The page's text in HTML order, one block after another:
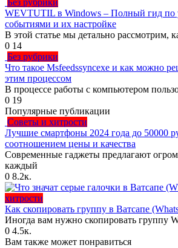
Без рубрики
WEVTUTIL в Windows – Полный гид по
событиями и их настройке
В этой статье мы детально рассмотрим,
0 14
Без рубрики
Что такое Msfeedssyncexe и как можно
этим процессом
В процессе работы с компьютером
0 19
Популярные публикации
Советы и хитрости
Лучшие смартфоны 2024 года до 50000
соотношением цены и качества
Современные гаджеты предлагают
каждый
0 8.2к.
хитрости
Как скопировать группу в Ватсапе
Иногда вам нужно скопировать группу
0 4.5к.
Вам также может понравиться